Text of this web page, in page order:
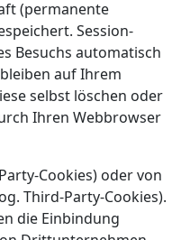
(permanente
Session-
Besuchs automatisch
auf Ihrem
selbst löschen oder
Ihren Webbrowser
Cookies) oder von
Third-Party-Cookies).
die Einbindung